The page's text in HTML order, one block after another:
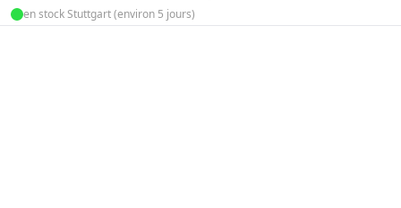
en stock Stuttgart (environ 5 jours)